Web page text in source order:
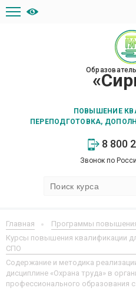
ПОВЫШЕНИЕ
ПЕРЕПОДГОТОВКА,
8 800
Звонок по
Главная
Программы
Курсы повышения квалификации
СПО
Содержание и методика
дисциплине «Охрана труда» в
профессионального образования